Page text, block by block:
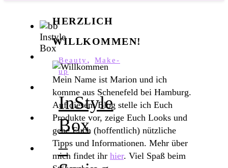
Beauty,
Make-
up
InStyle
Box
–
HERZLICH
WILLKOMMEN!
Mein Name ist Marion und ich
komme aus Schenefeld bei Hamburg.
Auf diesem Blog stelle ich Euch
Produkte vor, zeige Euch Looks und
gebe Euch (hoffentlich) nützliche
Tipps und Informationen. Mehr über
mich findet ihr hier. Viel Spaß beim